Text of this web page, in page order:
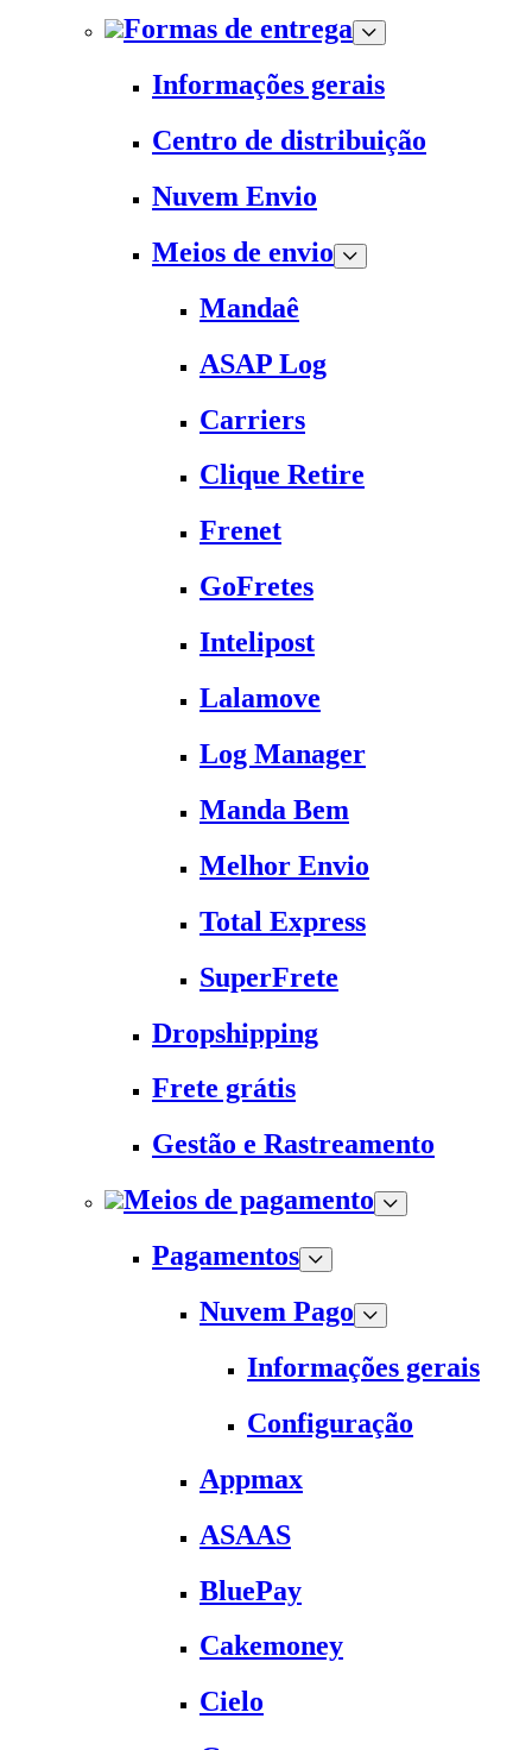
Formas de entrega
Informações gerais
Centro de distribuição
Nuvem Envio
Meios de envio
Mandaê
ASAP Log
Carriers
Clique Retire
Frenet
GoFretes
Intelipost
Lalamove
Log Manager
Manda Bem
Melhor Envio
Total Express
SuperFrete
Dropshipping
Frete grátis
Gestão e Rastreamento
Meios de pagamento
Pagamentos
Nuvem Pago
Informações gerais
Configuração
Appmax
ASAAS
BluePay
Cakemoney
Cielo